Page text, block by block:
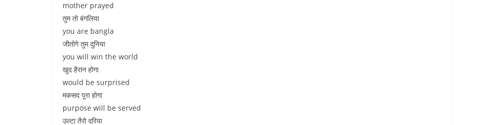
mother prayed
तुम तो बंगलिया
you are bangla
जीतोगे तुम दुनिया
you will win the world
खुद हैरान होगा
would be surprised
मकसद पूरा होगा
purpose will be served
उल्टा तैरो दरिया